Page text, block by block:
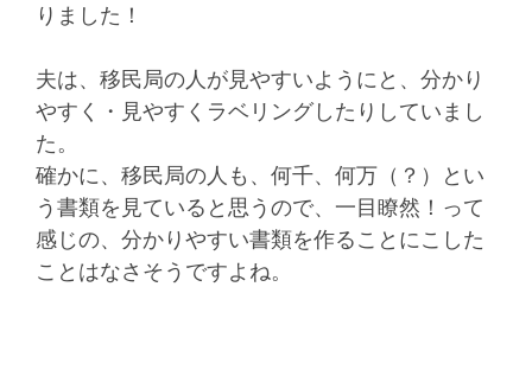
りました！
夫は、移民局の人が見やすいようにと、分かり
やすく・見やすくラベリングしたりしていまし
た。
確かに、移民局の人も、何千、何万（？）とい
う書類を見ていると思うので、一目瞭然！って
感じの、分かりやすい書類を作ることにこした
ことはなさそうですよね。